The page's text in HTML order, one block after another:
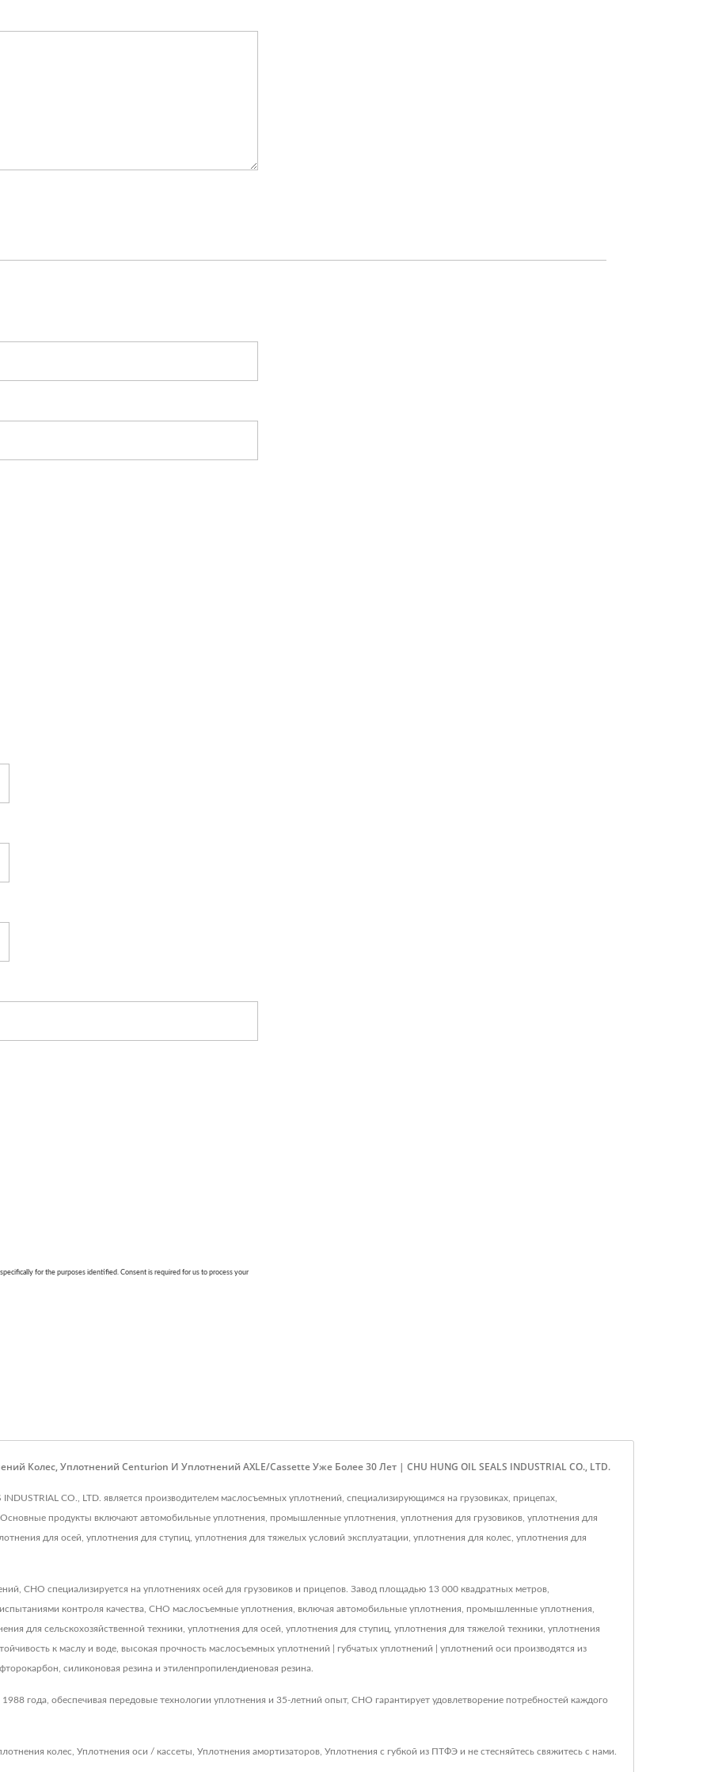
Колес, Уплотнений Centurion И Уплотнений AXLE/Cassette Уже Более 30 Лет | CHU HUNG OIL SEALS INDUSTRIAL CO., LTD.
CO., LTD. является производителем маслосъемных уплотнений, специализирующимся на грузовиках, прицепах,
Основные продукты включают автомобильные уплотнения, промышленные уплотнения, уплотнения для грузовиков, уплотнения для
для осей, уплотнения для ступиц, уплотнения для тяжелых условий эксплуатации, уплотнения для колес, уплотнения для
CHO специализируется на уплотнениях осей для грузовиков и прицепов. Завод площадью 13 000 квадратных метров,
контроля качества, CHO маслосъемные уплотнения, включая автомобильные уплотнения, промышленные уплотнения,
для сельскохозяйственной техники, уплотнения для осей, уплотнения для ступиц, уплотнения для тяжелой техники, уплотнения
к маслу и воде, высокая прочность маслосъемных уплотнений | губчатых уплотнений | уплотнений оси производятся из
силиконовая резина и этиленпропилендиеновая резина.
года, обеспечивая передовые технологии уплотнения и 35-летний опыт, CHO гарантирует удовлетворение потребностей каждого
колес Уплотнения оси / кассеты Уплотнения амортизаторов Уплотнения с губкой из ПТФЭ и не стесняйтесь свяжитесь с нами